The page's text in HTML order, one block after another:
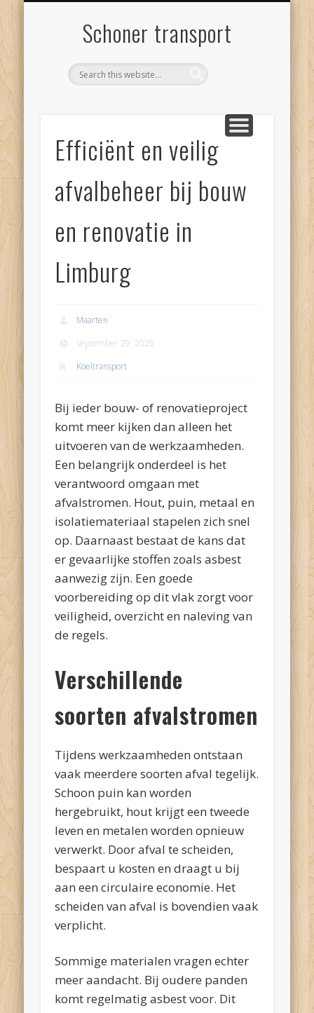
Schoner transport
Efficiënt en veilig
afvalbeheer bij bouw
en renovatie in
Limburg
Maarten
september 29, 2025
Koeltransport
Bij ieder bouw- of renovatieproject
komt meer kijken dan alleen het
uitvoeren van de werkzaamheden.
Een belangrijk onderdeel is het
verantwoord omgaan met
afvalstromen. Hout, puin, metaal en
isolatiemateriaal stapelen zich snel
op. Daarnaast bestaat de kans dat
er gevaarlijke stoffen zoals asbest
aanwezig zijn. Een goede
voorbereiding op dit vlak zorgt voor
veiligheid, overzicht en naleving van
de regels.
Verschillende
soorten afvalstromen
Tijdens werkzaamheden ontstaan
vaak meerdere soorten afval tegelijk.
Schoon puin kan worden
hergebruikt, hout krijgt een tweede
leven en metalen worden opnieuw
verwerkt. Door afval te scheiden,
bespaart u kosten en draagt u bij
aan een circulaire economie. Het
scheiden van afval is bovendien vaak
verplicht.
Sommige materialen vragen echter
meer aandacht. Bij oudere panden
komt regelmatig asbest voor. Dit